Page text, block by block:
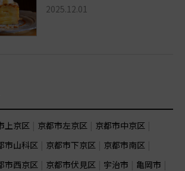
2025.12.01
上京区 京都市左京区
京都市中京区
市山科区 京都市下京区
京都市南区
市西京区 京都市伏見区 宇治市
亀岡市